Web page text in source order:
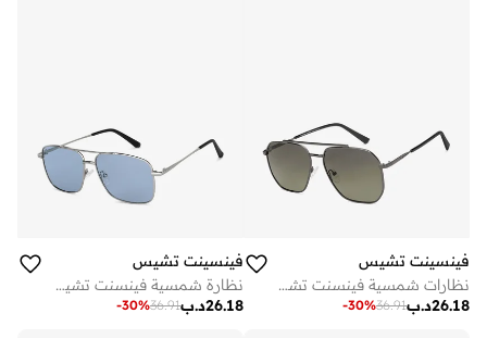
فينسينت تشيس
نظارات شمسية فينسنت تشيس للجنسين بإطار رمادي وعدسة خضراء
د.ب26.18
36.91
-30%
فينسينت تشيس
نظارة شمسية فينسنت تشيس فضي أزرق مربعة بإطار كامل للرجال والنساء
د.ب26.18
36.91
-30%